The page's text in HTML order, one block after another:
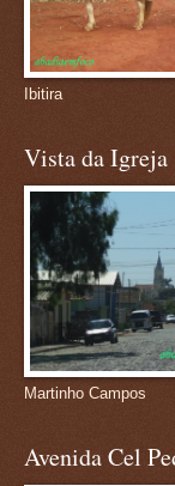
Ibitira
Vista da Igreja
Martinho Campos
Avenida Cel